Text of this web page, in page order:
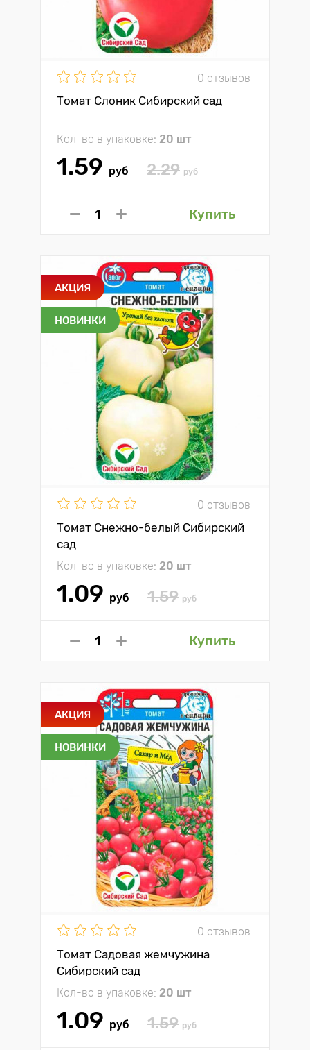
0 отзывов
Томат Слоник Сибирский сад
Кол-во в упаковке: 20 шт
1.59 руб 2.29 руб
Купить
АКЦИЯ
НОВИНКИ
0 отзывов
Томат Снежно-белый Сибирский
сад
Кол-во в упаковке: 20 шт
1.09 руб 1.59 руб
Купить
АКЦИЯ
НОВИНКИ
0 отзывов
Томат Садовая жемчужина
Сибирский сад
Кол-во в упаковке: 20 шт
1.09 руб 1.59 руб